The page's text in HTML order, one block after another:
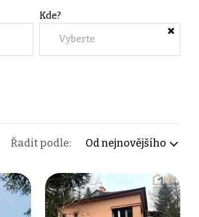
Kde?
Vyberte
Řadit podle: Od nejnovějšího